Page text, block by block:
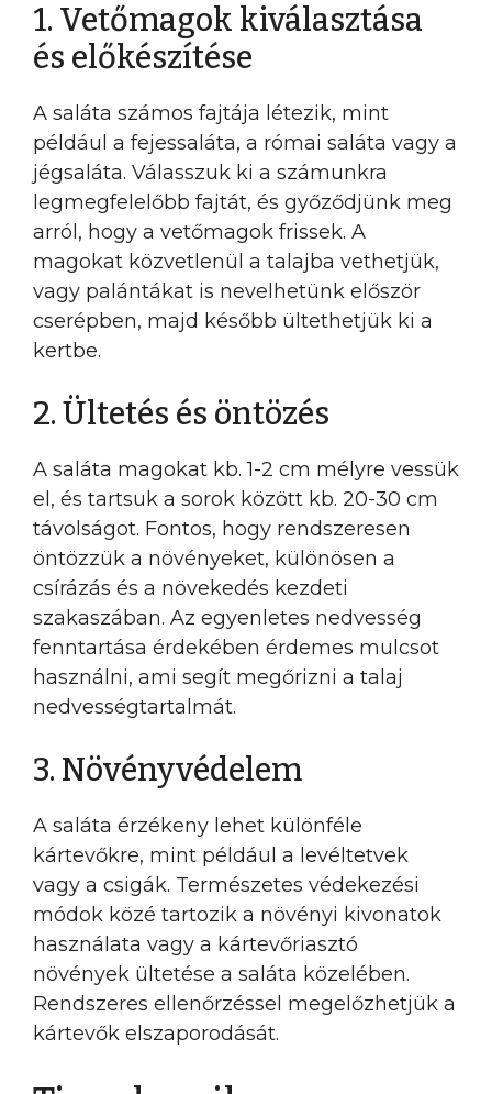
1. Vetőmagok kiválasztása
és előkészítése
A saláta számos fajtája létezik, mint
például a fejessaláta, a római saláta vagy a
jégsaláta. Válasszuk ki a számunkra
legmegfelelőbb fajtát, és győződjünk meg
arról, hogy a vetőmagok frissek. A
magokat közvetlenül a talajba vethetjük,
vagy palántákat is nevelhetünk először
cserépben, majd később ültethetjük ki a
kertbe.
2. Ültetés és öntözés
A saláta magokat kb. 1-2 cm mélyre vessük
el, és tartsuk a sorok között kb. 20-30 cm
távolságot. Fontos, hogy rendszeresen
öntözzük a növényeket, különösen a
csírázás és a növekedés kezdeti
szakaszában. Az egyenletes nedvesség
fenntartása érdekében érdemes mulcsot
használni, ami segít megőrizni a talaj
nedvességtartalmát.
3. Növényvédelem
A saláta érzékeny lehet különféle
kártevőkre, mint például a levéltetvek
vagy a csigák. Természetes védekezési
módok közé tartozik a növényi kivonatok
használata vagy a kártevőriasztó
növények ültetése a saláta közelében.
Rendszeres ellenőrzéssel megelőzhetjük a
kártevők elszaporodását.